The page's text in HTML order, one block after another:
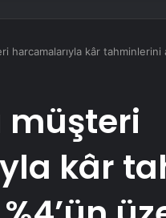
harcamalarıyla kâr
müşteri
kâr